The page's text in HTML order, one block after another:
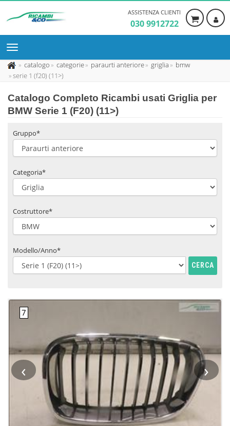
ASSISTENZA CLIENTI
030 9912722
catalogo categorie paraurti anteriore griglia
bmw
serie 1 (f20) (11>)
Catalogo Completo Ricambi usati Griglia per
BMW Serie 1 (F20) (11>)
Gruppo*
Categoria*
Costruttore*
Modello/Anno*
CERCA
‹ ›